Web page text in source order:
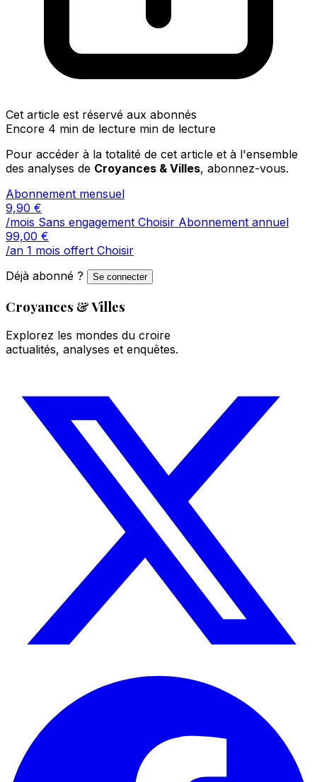
Cet article est réservé aux abonnés
Encore 4 min de lecture min de lecture
Pour accéder à la totalité de cet article et à l'ensemble
des analyses de Croyances & Villes, abonnez-vous.
Abonnement mensuel
9,90 €
/mois Sans engagement Choisir Abonnement annuel
99,00 €
/an 1 mois offert Choisir
Déjà abonné ?
Se connecter
Croyances & Villes
Explorez les mondes du croire
actualités, analyses et enquêtes.